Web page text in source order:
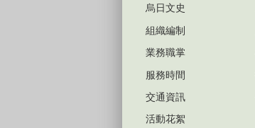
烏日文史
組織編制
業務職掌
服務時間
交通資訊
活動花絮